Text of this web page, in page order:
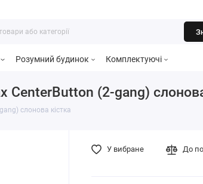
Розумний будинок Комплектуючі
(2-gang)
слонова кістка
У вибране До